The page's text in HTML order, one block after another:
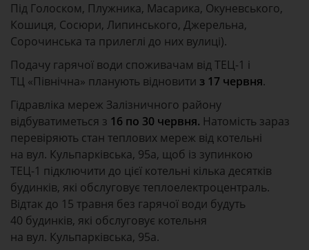
Під Голоском, Плужника, Масарика, Окуневського,
Кошиця, Сосюри, Липинського, Джерельна,
Сорочинська та прилеглі до них вулиці).
Подачу гарячої води споживачам від ТЕЦ-1 і
ТЦ «Північна» планують відновити з 17 червня.
Гідравліка мереж Залізничного району
відбуватиметься з 16 по 30 червня. Натомість зараз
перевіряють стан теплових мереж від котельні
на вул. Кульпарківська, 95а, щоб із зупинкою
ТЕЦ-1 підключити до цієї котельні кілька десятків
будинків, які обслуговує теплоелектроцентраль.
Відтак до 15 травня без гарячої води будуть
40 будинків, які обслуговує котельня
на вул. Кульпарківська, 95а.